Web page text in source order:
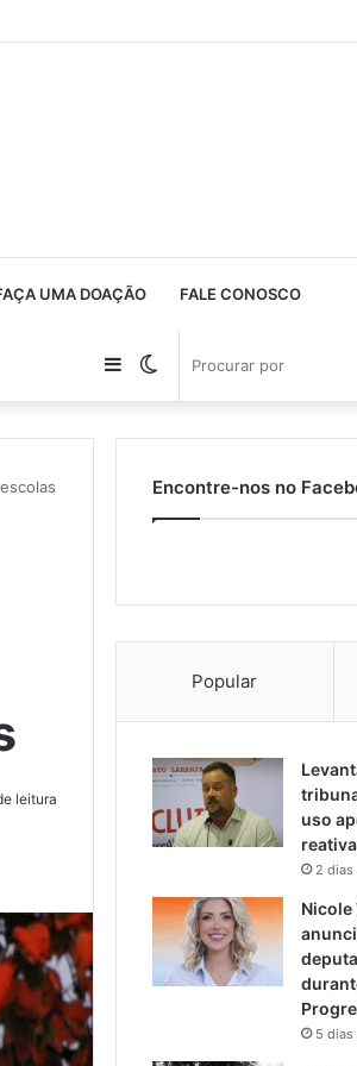
UMA DOAÇÃO FALE CONOSCO
Switch
skin
Barra
Lateral
leitura
Encontre-nos no
Popular
uso
2 dias
Nicole
5 dias